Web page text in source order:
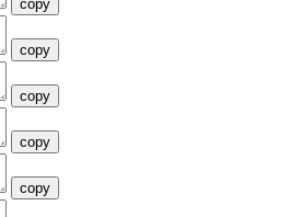
copy
copy
copy
copy
copy